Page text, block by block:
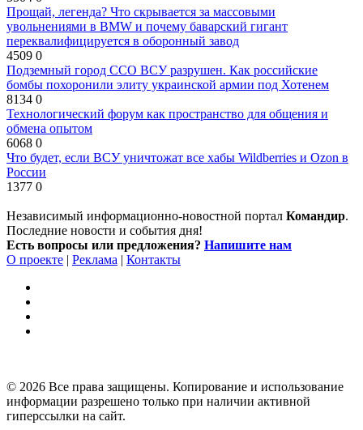
Прощай, легенда? Что скрывается за массовыми
увольнениями в BMW и почему баварский гигант
переквалифицируется в оборонный завод
4509 0
Подземный город ССО ВСУ разрушен. Как российские
бомбы похоронили элиту украинской армии под Хотенем
8134 0
Технологический форум как пространство для общения и
обмена опытом
6068 0
Что будет, если ВСУ уничтожат все хабы Wildberries и Ozon в
России
1377 0
Независимый информационно-новостной портал Командир.
Последние новости и события дня!
Есть вопросы или предложения? Напишите нам
О проекте | Реклама | Контакты
© 2026 Все права защищены. Копирование и использование
информации разрешено только при наличии активной
гиперссылки на сайт.